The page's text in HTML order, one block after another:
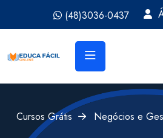
(48)3036-0437
Cursos Grátis Negócios e